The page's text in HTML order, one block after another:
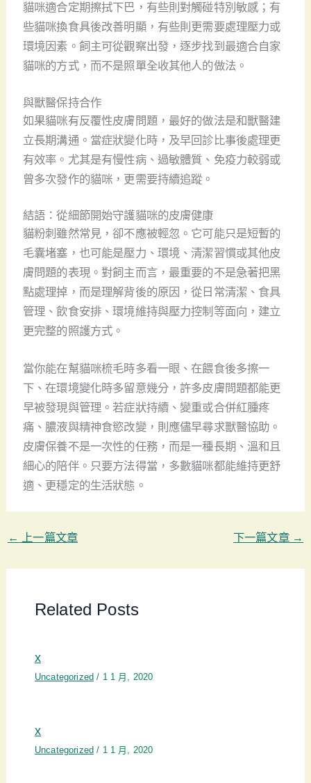
貓咪適合定期擦拭下巴，有些則對觸碰特別敏感；有
些貓咪換食具後改善明顯，有些則更需要處理壓力或
環境因素。飼主可從觀察出發，逐步找到最適合自家
貓咪的方式，而不是照單全收其他人的做法。
與獸醫保持合作
如果貓咪有反覆性皮膚問題，最好的做法是和獸醫建
立長期溝通。當症狀變化時，及早回診比事後處理更
有效率。尤其是有慢性病、過敏體質、免疫力較弱或
曾多次發作的貓咪，更需要持續追蹤。
結語：從細節開始守護貓咪的皮膚健康
貓粉刺雖然常見，卻不應被輕忽。它可能只是短暫的
毛囊堵塞，也可能是壓力、環境、清潔習慣或其他皮
膚問題的表現。對飼主而言，最重要的不是急著把黑
點處理掉，而是理解背後的原因，從日常清潔、食具
管理、飲食安排、環境維持與壓力控制等面向，建立
更完整的照護方式。
當你能在幫貓咪梳毛時多看一眼、在餵食後多擦一
下、在環境變化時多留意幾分，許多皮膚問題都能更
早被發現與管理。若症狀持續、變重或合併紅腫疼
痛、膿液與精神食慾改變，則應儘早尋求獸醫協助。
皮膚保養不是一次性的任務，而是一種長期、溫和且
細心的陪伴。只要方法得當，多數貓咪都能維持更舒
適、更穩定的生活狀態。
← 上一篇文章 下一篇文章 →
Related Posts
x
Uncategorized / 1 1 月, 2020
x
Uncategorized / 1 1 月, 2020